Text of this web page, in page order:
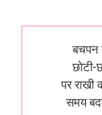
बचपन
छोटी-
पर राखी
समय